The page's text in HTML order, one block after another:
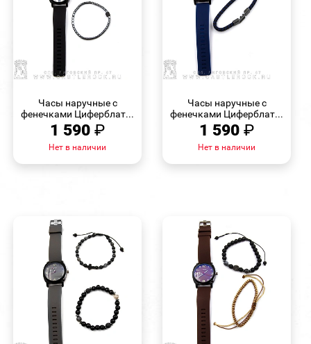
Часы наручные с
фенечками Циферблат...
1 590 ₽
Нет в наличии
Часы наручные с
фенечками Циферблат...
1 590 ₽
Нет в наличии